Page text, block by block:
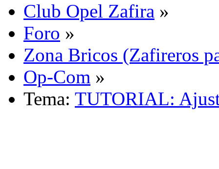
Club Opel Zafira »
Foro »
Zona Bricos (Zafireros
Op-Com »
Tema: TUTORIAL: